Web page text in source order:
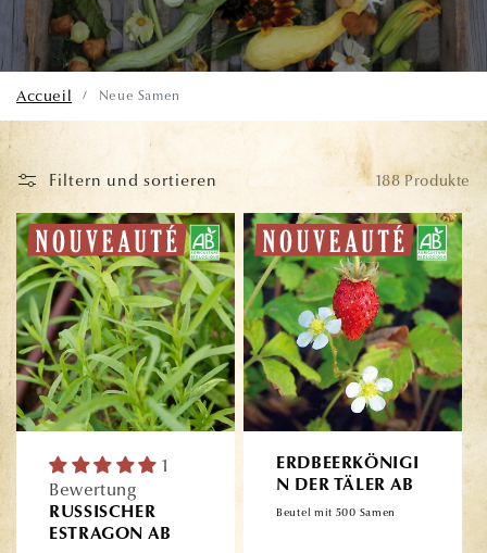
Accueil / Neue Samen
Filtern und sortieren 188 Produkte
1
Bewertung
RUSSISCHER
ESTRAGON AB
ERDBEERKÖNIGI
N DER TÄLER AB
Beutel mit 500 Samen